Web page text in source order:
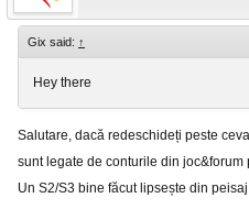
Gix said: ↑
Hey there
Salutare, dacă redeschideți peste
sunt legate de conturile din joc&forum
Un S2/S3 bine făcut lipsește din